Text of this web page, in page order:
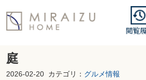
閲覧
庭
2026-02-20 カテゴリ： グルメ情報